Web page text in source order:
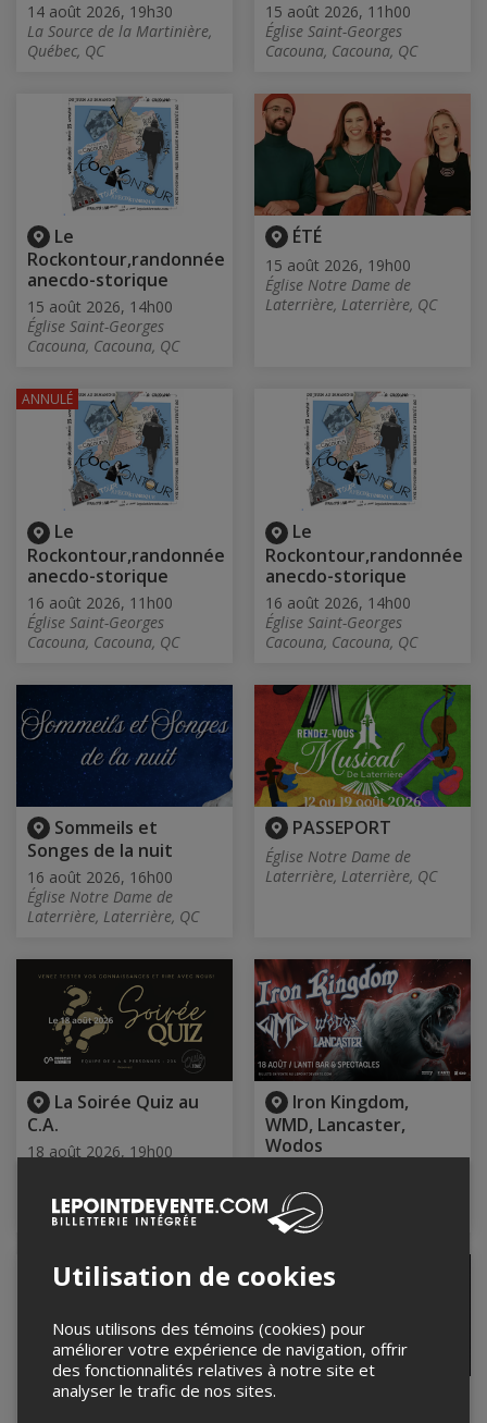
14 août 2026, 19h30
La Source de la Martinière,
Québec, QC
15 août 2026, 11h00
Église Saint-Georges
Cacouna, Cacouna, QC
Le
Rockontour,randonnée
anecdo-storique
15 août 2026, 14h00
Église Saint-Georges
Cacouna, Cacouna, QC
ÉTÉ
15 août 2026, 19h00
Église Notre Dame de
Laterrière, Laterrière, QC
Le
Rockontour,randonnée
anecdo-storique
16 août 2026, 11h00
Église Saint-Georges
Cacouna, Cacouna, QC
ANNULÉ
Le
Rockontour,randonnée
anecdo-storique
16 août 2026, 14h00
Église Saint-Georges
Cacouna, Cacouna, QC
Sommeils et
Songes de la nuit
16 août 2026, 16h00
Église Notre Dame de
Laterrière, Laterrière, QC
PASSEPORT
Église Notre Dame de
Laterrière, Laterrière, QC
La Soirée Quiz au
C.A.
18 août 2026, 19h00
Iron Kingdom,
WMD, Lancaster,
Wodos
L'Anti Bar & Spectacles,
Québec, QC
Le
Utilisation de cookies
Nous utilisons des témoins (cookies) pour
améliorer votre expérience de navigation, offrir
des fonctionnalités relatives à notre site et
analyser le trafic de nos sites.